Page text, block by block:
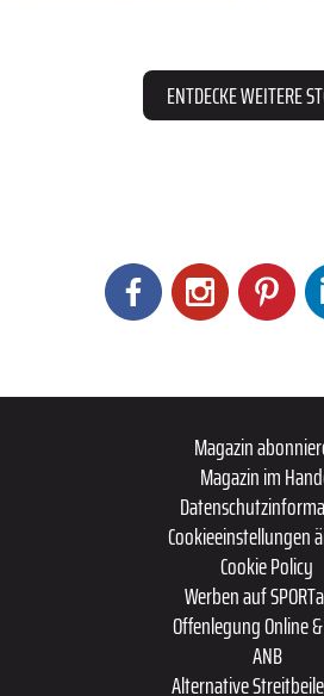
ENTDECKE WEITERE
Magazin
Magazin im
Cookieeinstellungen
Cookie Policy
Werben auf
Offenlegung Online
ANB
Alternative